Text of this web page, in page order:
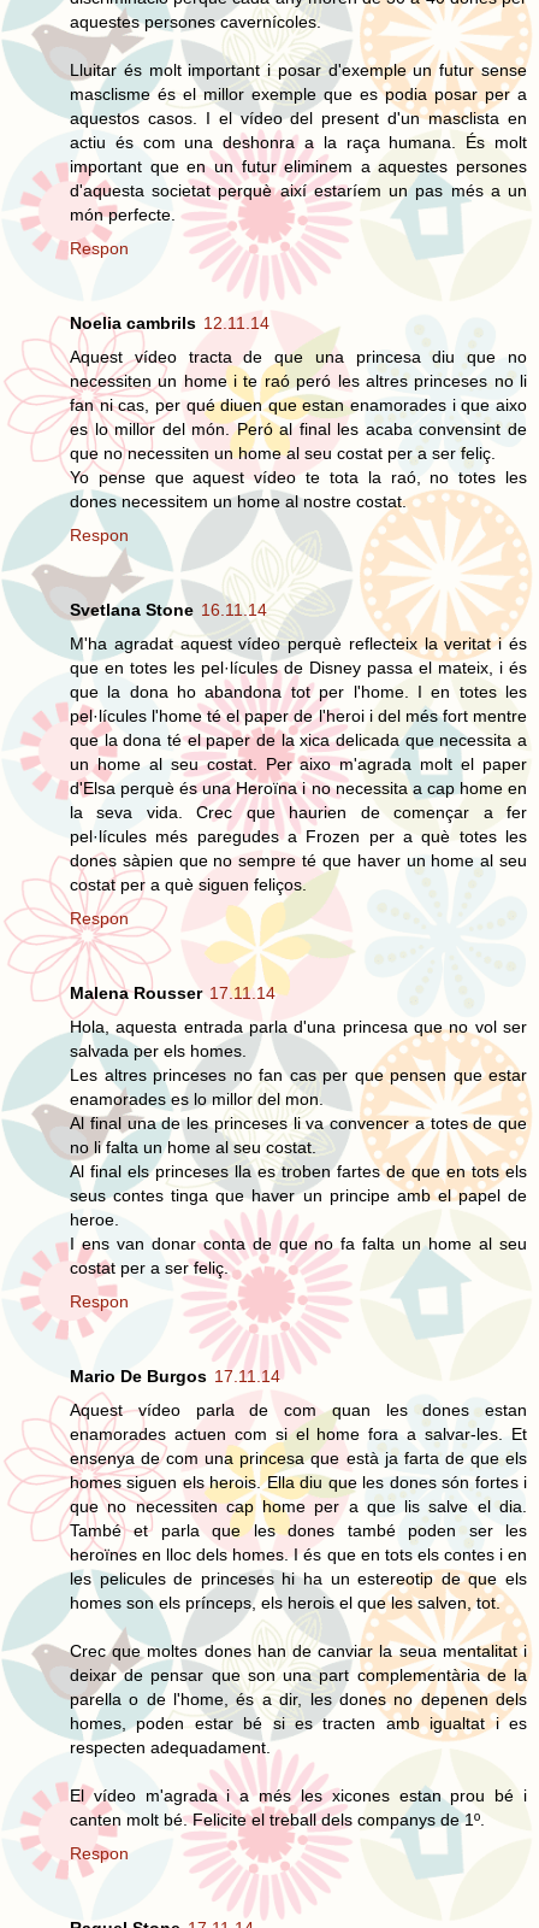
aquestes persones cavernícoles.
Lluitar és molt important i posar d'exemple un futur sense
masclisme és el millor exemple que es podia posar per a
aquestos casos. I el vídeo del present d'un masclista en
actiu és com una deshonra a la raça humana. És molt
important que en un futur eliminem a aquestes persones
d'aquesta societat perquè així estaríem un pas més a un
món perfecte.
Respon
Noelia cambrils 12.11.14
Aquest vídeo tracta de que una princesa diu que no
necessiten un home i te raó peró les altres princeses no li
fan ni cas, per qué diuen que estan enamorades i que aixo
es lo millor del món. Peró al final les acaba convensint de
que no necessiten un home al seu costat per a ser feliç.
Yo pense que aquest vídeo te tota la raó, no totes les
dones necessitem un home al nostre costat.
Respon
Svetlana Stone 16.11.14
M'ha agradat aquest vídeo perquè reflecteix la veritat i és
que en totes les pel·lícules de Disney passa el mateix, i és
que la dona ho abandona tot per l'home. I en totes les
pel·lícules l'home té el paper de l'heroi i del més fort mentre
que la dona té el paper de la xica delicada que necessita a
un home al seu costat. Per aixo m'agrada molt el paper
d'Elsa perquè és una Heroïna i no necessita a cap home en
la seva vida. Crec que haurien de començar a fer
pel·lícules més paregudes a Frozen per a què totes les
dones sàpien que no sempre té que haver un home al seu
costat per a què siguen feliços.
Respon
Malena Rousser 17.11.14
Hola, aquesta entrada parla d'una princesa que no vol ser
salvada per els homes.
Les altres princeses no fan cas per que pensen que estar
enamorades es lo millor del mon.
Al final una de les princeses li va convencer a totes de que
no li falta un home al seu costat.
Al final els princeses lla es troben fartes de que en tots els
seus contes tinga que haver un principe amb el papel de
heroe.
I ens van donar conta de que no fa falta un home al seu
costat per a ser feliç.
Respon
Mario De Burgos 17.11.14
Aquest vídeo parla de com quan les dones estan
enamorades actuen com si el home fora a salvar-les. Et
ensenya de com una princesa que està ja farta de que els
homes siguen els herois. Ella diu que les dones són fortes i
que no necessiten cap home per a que lis salve el dia.
També et parla que les dones també poden ser les
heroïnes en lloc dels homes. I és que en tots els contes i en
les pelicules de princeses hi ha un estereotip de que els
homes son els prínceps, els herois el que les salven, tot.
Crec que moltes dones han de canviar la seua mentalitat i
deixar de pensar que son una part complementària de la
parella o de l'home, és a dir, les dones no depenen dels
homes, poden estar bé si es tracten amb igualtat i es
respecten adequadament.
El vídeo m'agrada i a més les xicones estan prou bé i
canten molt bé. Felicite el treball dels companys de 1º.
Respon